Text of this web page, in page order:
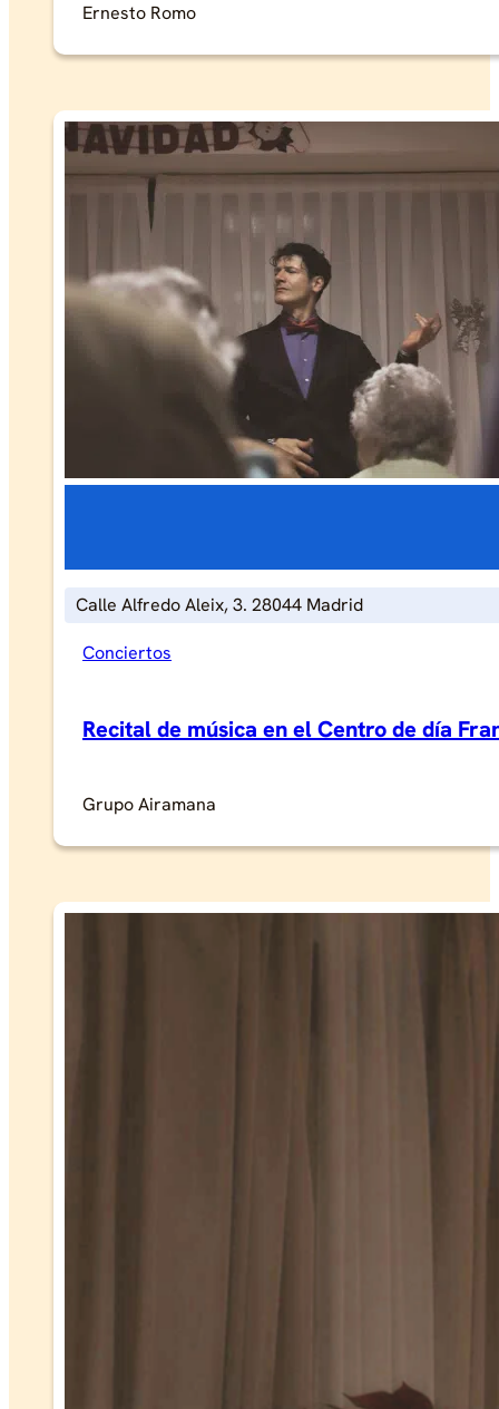
Ernesto Romo
Calle Alfredo Aleix, 3. 28044 Madrid
Conciertos
Recital de música en el Centro de día
Grupo Airamana